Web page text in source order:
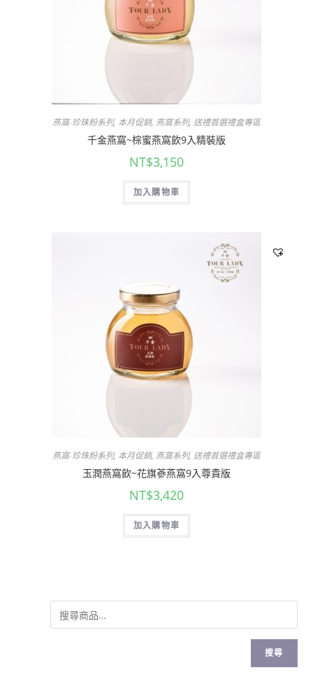
燕窩-珍珠粉系列, 本月促銷, 燕窩系列, 送禮首選禮盒專區
千金燕窩~棕蜜燕窩飲9入精裝版
NT$3,150
加入購物車
燕窩-珍珠粉系列, 本月促銷, 燕窩系列, 送禮首選禮盒專區
玉潤燕窩飲~花旗蔘燕窩9入尊貴版
NT$3,420
加入購物車
搜尋